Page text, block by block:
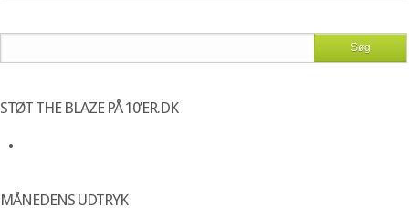
STØT THE BLAZE PÅ 10’ER.DK
MÅNEDENS UDTRYK